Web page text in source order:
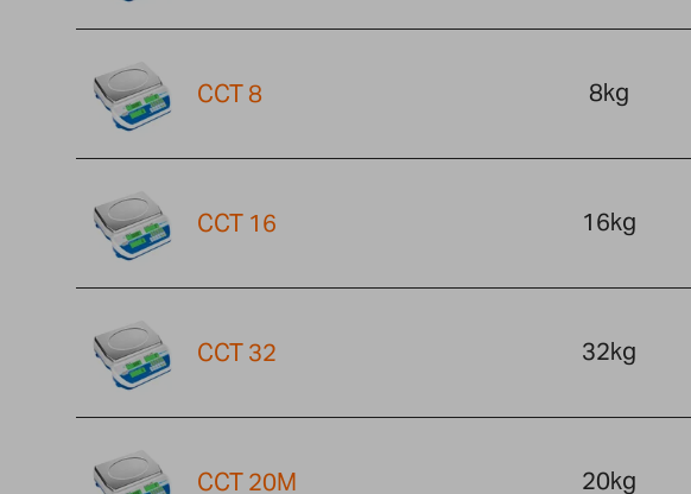
CCT 8 8kg
CCT 16 16kg
CCT 32 32kg
CCT 20M 20kg